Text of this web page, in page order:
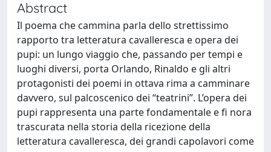
Abstract
Il poema che cammina parla dello strettissimo
rapporto tra letteratura cavalleresca e opera dei
pupi: un lungo viaggio che, passando per tempi e
luoghi diversi, porta Orlando, Rinaldo e gli altri
protagonisti dei poemi in ottava rima a camminare
davvero, sul palcoscenico dei “teatrini”. L’opera dei
pupi rappresenta una parte fondamentale e fi nora
trascurata nella storia della ricezione della
letteratura cavalleresca, dei grandi capolavori come